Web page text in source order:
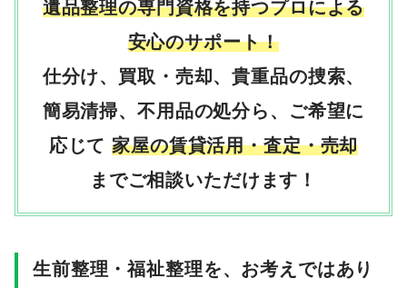
遺品整理の専門資格を持つプロによる
安心のサポート！
仕分け、買取・売却、貴重品の捜索、
簡易清掃、不用品の処分ら、ご希望に
応じて家屋の賃貸活用・査定・売却
までご相談いただけます！
生前整理・福祉整理を、お考えではあり